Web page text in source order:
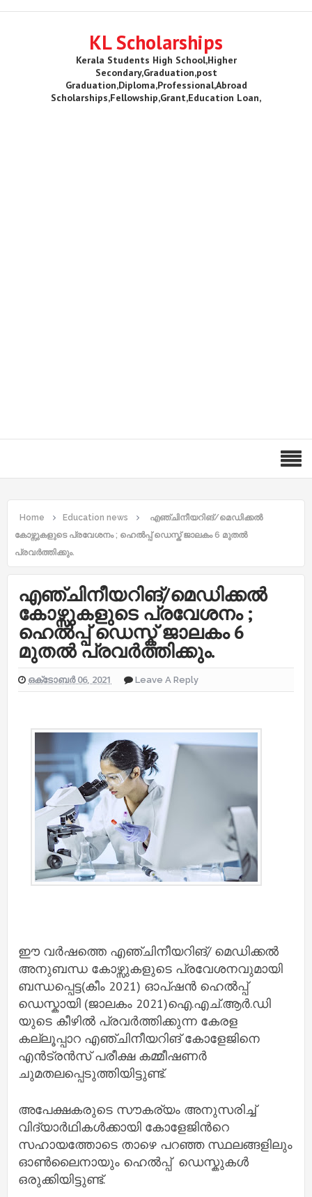
KL Scholarships
Kerala Students High School,Higher
Secondary,Graduation,post
Graduation,Diploma,Professional,Abroad
Scholarships,Fellowship,Grant,Education Loan,
Home Education news
എഞ്ചിനീയറിങ്/മെഡിക്കൽ
കോഴ്സുകളുടെ പ്രവേശനം ; ഹെൽപ്പ് ഡെസ്ക് ജാലകം 6 മുതൽ
പ്രവർത്തിക്കും.
എഞ്ചിനീയറിങ്/മെഡിക്കൽ
കോഴ്സുകളുടെ പ്രവേശനം ;
ഹെൽപ്പ് ഡെസ്ക് ജാലകം 6
മുതൽ പ്രവർത്തിക്കും.
ഒക്‌ടോബർ 06, 2021 Leave A Reply
ഈ വർഷത്തെ എഞ്ചിനീയറിങ്/ മെഡിക്കൽ
അനുബന്ധ കോഴ്സുകളുടെ പ്രവേശനവുമായി
ബന്ധപ്പെട്ട(കീം 2021) ഓപ്ഷൻ ഹെൽപ്പ്
ഡെസ്കായി (ജാലകം 2021)ഐ.എച്.ആർ.ഡി
യുടെ കീഴിൽ പ്രവർത്തിക്കുന്ന കേരള
കല്ലൂപ്പാറ എഞ്ചിനീയറിങ് കോളേജിനെ
എൻട്രൻസ് പരീക്ഷ കമ്മീഷണർ
ചുമതലപ്പെടുത്തിയിട്ടുണ്ട്.
അപേക്ഷകരുടെ സൗകര്യം അനുസരിച്ച്
വിദ്യാർഥികൾക്കായി കോളേജിൻറെ
സഹായത്തോടെ താഴെ പറഞ്ഞ സ്ഥലങ്ങളിലും
ഓൺലൈനായും ഹെൽപ്പ് ഡെസ്കുകൾ
ഒരുക്കിയിട്ടുണ്ട്.